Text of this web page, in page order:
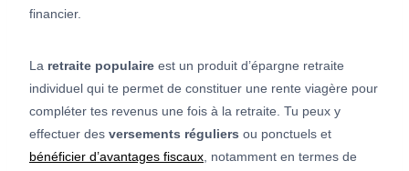
financier.
La retraite populaire est un produit d’épargne retraite
individuel qui te permet de constituer une rente viagère pour
compléter tes revenus une fois à la retraite. Tu peux y
effectuer des versements réguliers ou ponctuels et
bénéficier d’avantages fiscaux , notamment en termes de